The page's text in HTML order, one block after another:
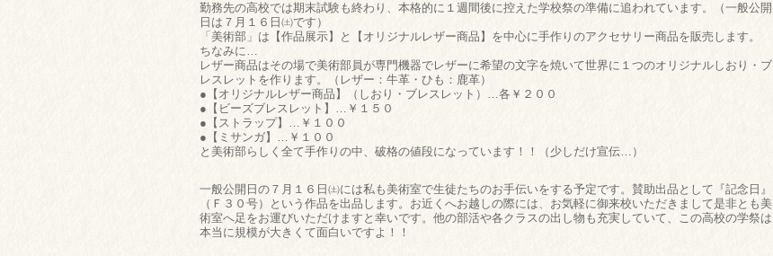
勤務先の高校では期末試験も終わり、本格的に１週間後に控えた学校祭の準備に追われています。（一般公開
日は７月１６日㈯です）
「美術部」は【作品展示】と【オリジナルレザー商品】を中心に手作りのアクセサリー商品を販売します。
ちなみに…
レザー商品はその場で美術部員が専門機器でレザーに希望の文字を焼いて世界に１つのオリジナルしおり・ブ
レスレットを作ります。（レザー：牛革・ひも：鹿革）
●【オリジナルレザー商品】（しおり・ブレスレット）…各￥２００
●【ビーズブレスレット】…￥１５０
●【ストラップ】…￥１００
●【ミサンガ】…￥１００
と美術部らしく全て手作りの中、破格の値段になっています！！（少しだけ宣伝…）
一般公開日の７月１６日㈯には私も美術室で生徒たちのお手伝いをする予定です。賛助出品として『記念日』
（Ｆ３０号）という作品を出品します。お近くへお越しの際には、お気軽に御来校いただきまして是非とも美
術室へ足をお運びいただけますと幸いです。他の部活や各クラスの出し物も充実していて、この高校の学祭は
本当に規模が大きくて面白いですよ！！